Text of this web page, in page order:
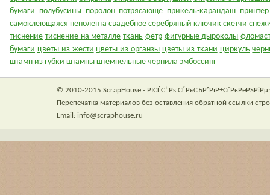
бумаги полубусины поролон потрясающе прикель-карандаш принтер
самоклеющаяся пенолента свадебное серебряный ключик скетчи
тиснение тиснение на металле ткань фетр фигурные дыроколы
бумаги цветы из жести цветы из органзы цветы из ткани циркуль
штамп из губки штампы штемпельные чернила эмбоссинг
© 2010-2015 ScrapHouse - РІСЃС‘ Рѕ
Перепечатка материалов без оставления обратной ссылки
Email: info@scraphouse.ru